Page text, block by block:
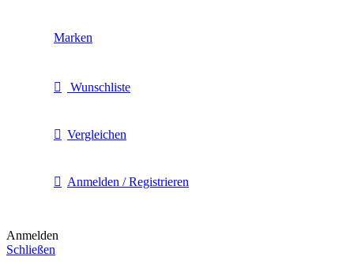
Marken
Wunschliste
Vergleichen
Anmelden / Registrieren
Anmelden
Schließen